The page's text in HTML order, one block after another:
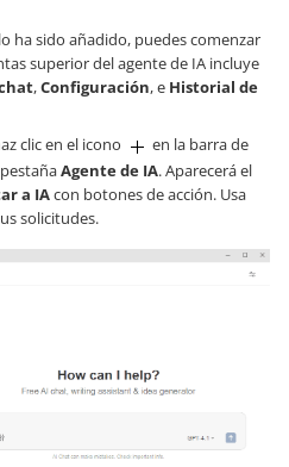
ha sido añadido, puedes comenzar
superior del agente de IA incluye
,Configuración, e Historial de
clic en el icono
en la barra de
Agente de IA. Aparecerá el
a IAcon botones de acción. Usa
solicitudes.